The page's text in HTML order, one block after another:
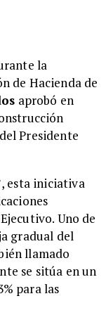
la
de Hacienda de
aprobó en
Presidente
, esta iniciativa
Uno de
gradual del
llamado
se sitúa en un
para las